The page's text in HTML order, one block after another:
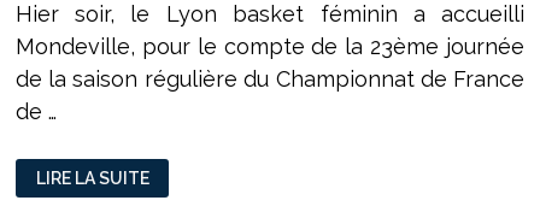
Hier soir, le Lyon basket féminin a accueilli
Mondeville, pour le compte de la 23ème journée
de la saison régulière du Championnat de France
de …
BASKET
FÉMININ :
LES
LIRE LA SUITE